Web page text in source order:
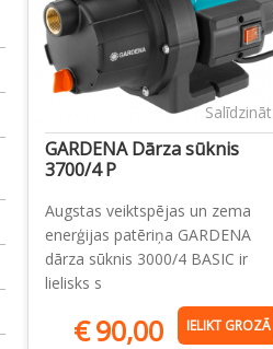
Salīdzināt
GARDENA Dārza sūknis
3700/4 P
Augstas veiktspējas un zema
enerģijas patēriņa GARDENA
dārza sūknis 3000/4 BASIC ir
lielisks s
€90,00 IELIKT GROZĀ